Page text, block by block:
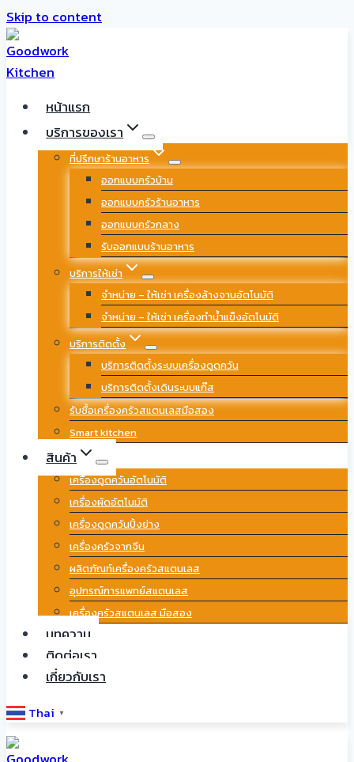
Skip to content
หน้าแรก
บริการของเรา
ที่ปรึกษาร้านอาหาร
ออกแบบครัวบ้าน
ออกแบบครัวร้านอาหาร
ออกแบบครัวกลาง
รับออกแบบร้านอาหาร
บริการให้เช่า
จำหน่าย – ให้เช่า เครื่องล้างจานอัตโนมัติ
จำหน่าย – ให้เช่า เครื่องทำน้ำแข็งอัตโนมัติ
บริการติดตั้ง
บริการติดตั้งระบบเครื่องดูดควัน
บริการติดตั้งเดินระบบแก๊ส
รับซื้อเครื่องครัวสแตนเลสมือสอง
Smart kitchen
สินค้า
เครื่องดูดควันอัตโนมัติ
เครื่องผัดอัตโนมัติ
เครื่องดูดควันปิ้งย่าง
เครื่องครัวจากจีน
ผลิตภัณฑ์เครื่องครัวสแตนเลส
อุปกรณ์การแพทย์สแตนเลส
เครื่องครัวสแตนเลส มือสอง
บทความ
ติดต่อเรา
เกี่ยวกับเรา
Thai ▼